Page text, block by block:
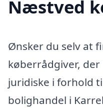
Næstved
Ønsker du selv at
køberrådgiver,
juridiske i forhold
bolighandel i